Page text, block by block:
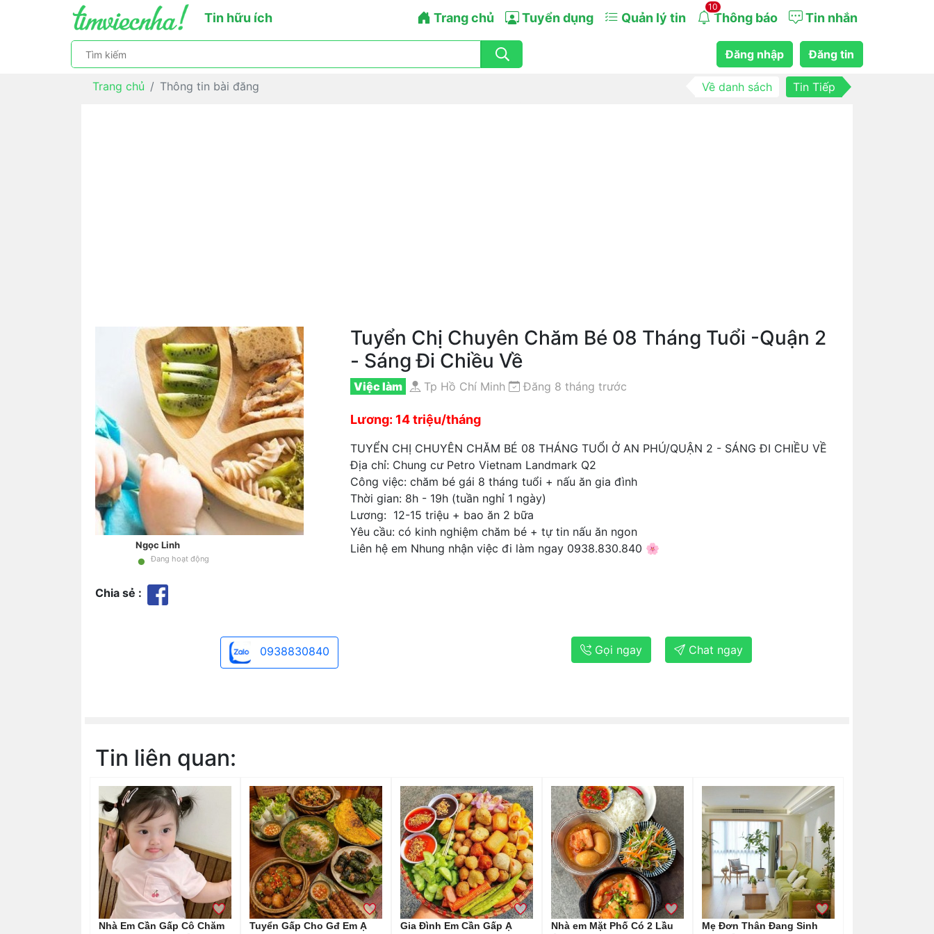
Tin hữu ích Trang chủ Tuyển dụng Quản lý tin
10
Thông báo Tin nhắn
Đăng nhập Đăng tin
Trang chủ Thông tin bài đăng Về danh sách Tin Tiếp
Ngọc Linh
• Đang hoạt động
Chia sẻ :
Tuyển Chị Chuyên Chăm Bé 08 Tháng Tuổi -Quận 2
- Sáng Đi Chiều Về
Việc làm Tp Hồ Chí Minh Đăng 8 tháng trước
Lương: 14 triệu/tháng
TUYỂN CHỊ CHUYÊN CHĂM BÉ 08 THÁNG TUỔI Ở AN PHÚ/QUẬN 2 - SÁNG ĐI CHIỀU VỀ
Địa chỉ: Chung cư Petro Vietnam Landmark Q2
Công việc: chăm bé gái 8 tháng tuổi + nấu ăn gia đình
Thời gian: 8h - 19h (tuần nghỉ 1 ngày)
Lương: 12-15 triệu + bao ăn 2 bữa
Yêu cầu: có kinh nghiệm chăm bé + tự tin nấu ăn ngon
Liên hệ em Nhung nhận việc đi làm ngay 0938.830.840 🌸
0938830840 Gọi ngay Chat ngay
Tin liên quan:
Nhà Em Cần Gấp Cô Chăm
Tuyển Gấp Cho Gđ Em Ạ Gia Đình Em Cần Gấp Ạ
Nhà em Mặt Phố Có 2 Lầu
Mẹ Đơn Thân Đang Sinh